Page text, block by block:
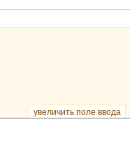
увеличить поле ввода